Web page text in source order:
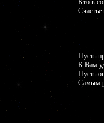
Кто в
Счастье
Пусть
К Вам
Пусть
Самым